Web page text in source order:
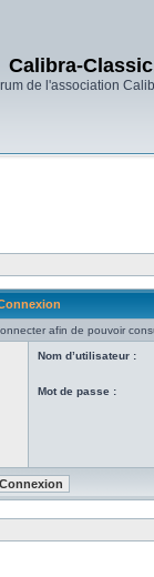
Calibra-
de l'association
afin de pouvoir
Nom d’utilisateur :
Mot de passe :